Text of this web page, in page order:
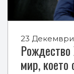
23
мир, което